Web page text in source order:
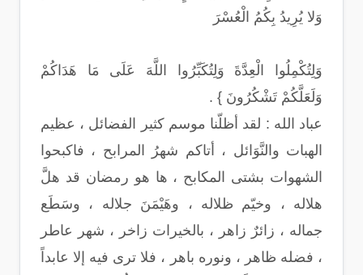
وَلا يُرِيدُ بِكُمُ الْعُسْرَ
وَلِتُكْمِلُوا الْعِدَّةَ وَلِتُكَبِّرُوا اللَّهَ عَلَى مَا هَدَاكُمْ
وَلَعَلَّكُمْ تَشْكُرُونَ } .
عباد الله : لقد أظلّنا موسم كثير الفضائل ، عظيم
الهبات والنَّوَائل ، أتاكم شهرُ المرابح ، فاكبحوا
الشهوات بشتى المكابح ، ها هو رمضان قد هلَّ
هلاله ، وخيّم ظلاله ، وهَيْمَنَ جلاله ، وسَطَع
جماله ، زائرٌ زاهر ، بالخيرات زاخر ، شهر عاطر
، فضله ظاهر ، ونوره باهر ، فلا ترى فيه إلا عابداً